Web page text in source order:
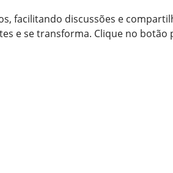
facilitando discussões e
e se transforma. Clique no